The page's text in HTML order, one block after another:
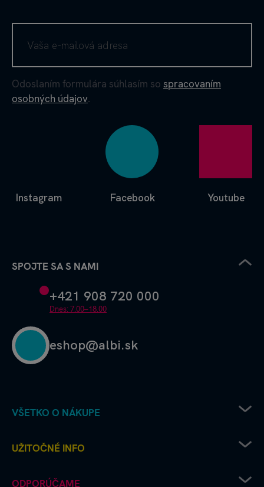
Odoslaním formulára súhlasím so spracovaním
osobných údajov.
Facebook
Instagram Youtube
SPOJTE SA S NAMI
+421 908 720 000
Dnes: 7.00–18.00
eshop@albi.sk
VŠETKO O NÁKUPE
Recenzie a hodnotenia - ako to chodí u nás
UŽITOČNÉ INFO
ODPORÚČAME